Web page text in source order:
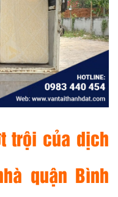
trội của dịch
quận Bình